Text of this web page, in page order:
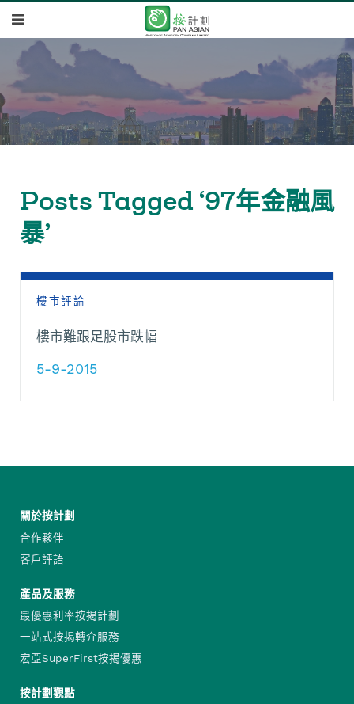
Posts Tagged ‘97年金融風
暴’
樓市評論
樓市難跟足股市跌幅
5-9-2015
關於按計劃
合作夥伴
客戶評語
產品及服務
最優惠利率按揭計劃
一站式按揭轉介服務
宏亞SuperFirst按揭優惠
按計劃觀點